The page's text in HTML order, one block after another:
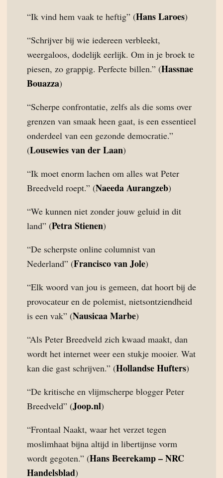
“Ik vind hem vaak te heftig” (Hans Laroes)
“Schrijver bij wie iedereen verbleekt,
weergaloos, dodelijk eerlijk. Om in je broek te
piesen, zo grappig. Perfecte billen.” (Hassnae
Bouazza)
“Scherpe confrontatie, zelfs als die soms over
grenzen van smaak heen gaat, is een essentieel
onderdeel van een gezonde democratie.”
(Lousewies van der Laan)
“Ik moet enorm lachen om alles wat Peter
Breedveld roept.” (Naeeda Aurangzeb)
“We kunnen niet zonder jouw geluid in dit
land” (Petra Stienen)
“De scherpste online columnist van
Nederland” (Francisco van Jole)
“Elk woord van jou is gemeen, dat hoort bij de
provocateur en de polemist, nietsontziendheid
is een vak” (Nausicaa Marbe)
“Als Peter Breedveld zich kwaad maakt, dan
wordt het internet weer een stukje mooier. Wat
kan die gast schrijven.” (Hollandse Hufters)
“De kritische en vlijmscherpe blogger Peter
Breedveld” (Joop.nl)
“Frontaal Naakt, waar het verzet tegen
moslimhaat bijna altijd in libertijnse vorm
wordt gegoten.” (Hans Beerekamp – NRC
Handelsblad)